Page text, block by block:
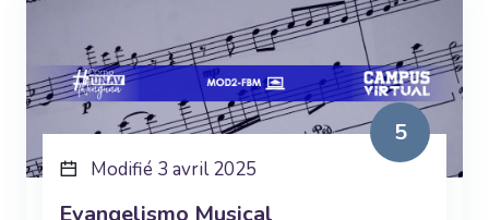
Modifié 3 avril 2025
Evangelismo Musical
5